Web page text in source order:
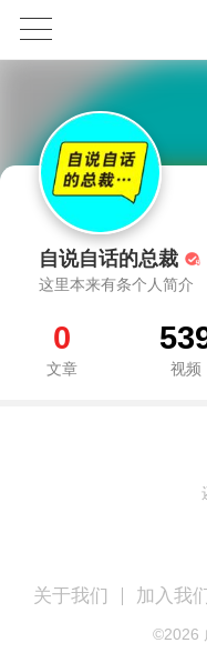
1X
自说自话的总裁
这里本来有条个人简介
0
文章 视频
关于我们 加入我们
©2026